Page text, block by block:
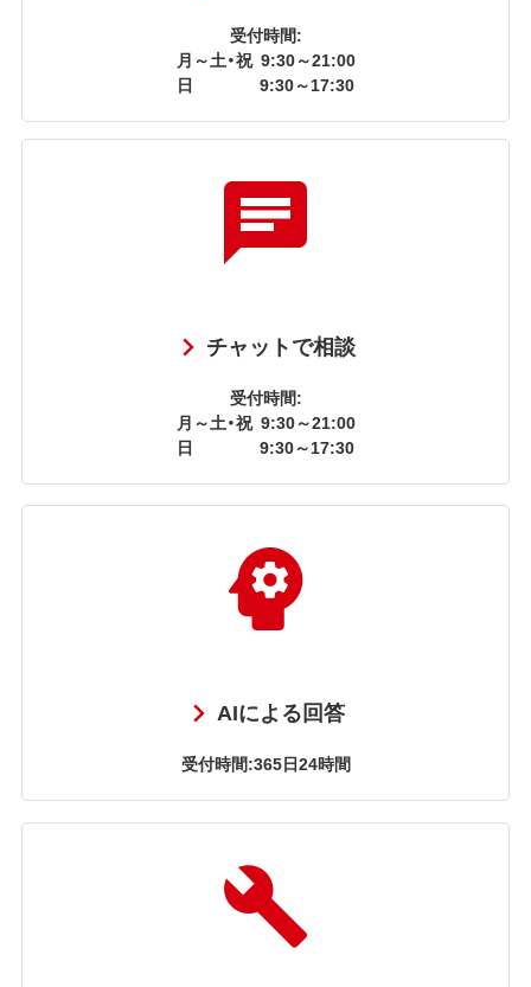
受付時間:
月～土・祝 9:30～21:00
日
9:30～17:30
チャットで相談
受付時間:
月～土・祝 9:30～21:00
日
9:30～17:30
AIによる回答
受付時間:365日24時間